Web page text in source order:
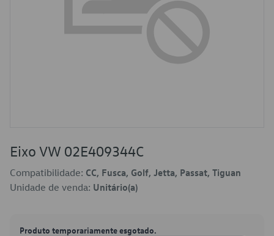
Eixo VW 02E409344C
Compatibilidade: CC, Fusca, Golf, Jetta, Passat, Tiguan
Unidade de venda: Unitário(a)
Produto temporariamente esgotado.